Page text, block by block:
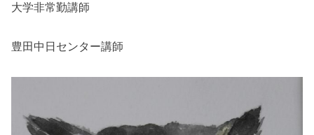
大学非常勤講師
豊田中日センター講師